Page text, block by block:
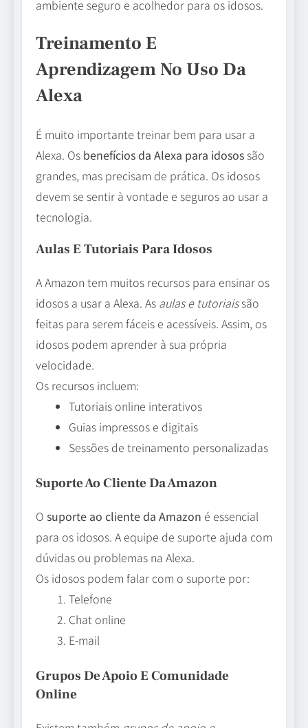
ambiente seguro e acolhedor para os idosos.
Treinamento E
Aprendizagem No Uso Da
Alexa
É muito importante treinar bem para usar a
Alexa. Os benefícios da Alexa para idosos são
grandes, mas precisam de prática. Os idosos
devem se sentir à vontade e seguros ao usar a
tecnologia.
Aulas E Tutoriais Para Idosos
A Amazon tem muitos recursos para ensinar os
idosos a usar a Alexa. As aulas e tutoriaissão
feitas para serem fáceis e acessíveis. Assim, os
idosos podem aprender à sua própria
velocidade.
Os recursos incluem:
Tutoriais online interativos
Guias impressos e digitais
Sessões de treinamento personalizadas
Suporte Ao Cliente Da Amazon
O suporte ao cliente da Amazon é essencial
para os idosos. A equipe de suporte ajuda com
dúvidas ou problemas na Alexa.
Os idosos podem falar com o suporte por:
Telefone
Chat online
E-mail
Grupos De Apoio E Comunidade
Online